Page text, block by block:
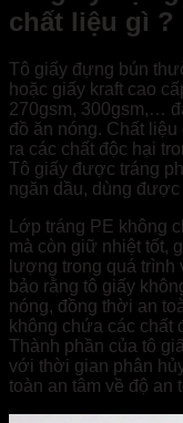
chất liệu gì ?
Tô giấy đựng bún
hoặc giấy kraft cao
270gsm, 300gsm,…
đồ ăn nóng. Chất
ra các chất độc hại
Tô giấy được tráng
ngăn dầu, dùng
Lớp tráng PE không
mà còn giữ nhiệt tốt,
lượng trong quá
bảo rằng tô giấy
nóng, đồng thời an
không chứa các chất
Thành phần của tô
với thời gian phân
toàn an tâm về độ an